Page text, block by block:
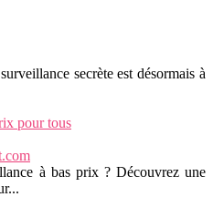
secrète est désormais à
pour tous
à bas prix ? Découvrez une